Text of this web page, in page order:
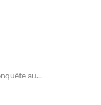
au...